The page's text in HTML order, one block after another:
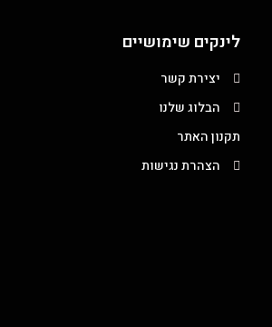
לינקים שימושיים
יצירת קשר
הבלוג שלנו
תקנון האתר
הצהרת נגישות